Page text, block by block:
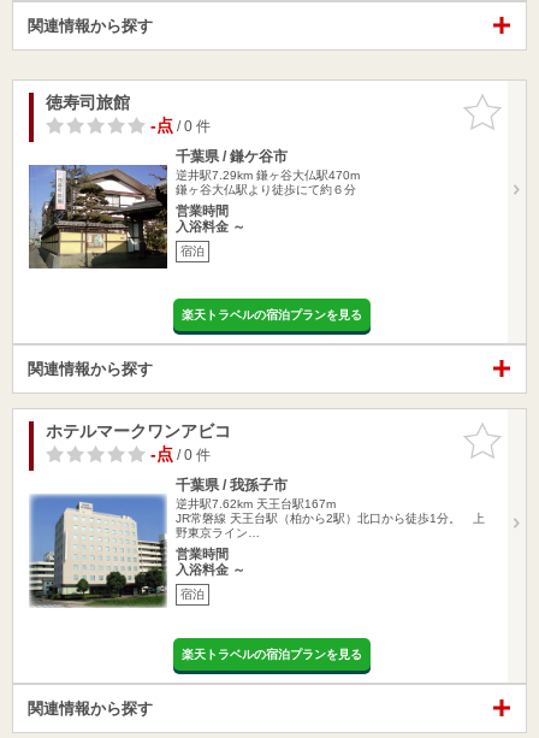
関連情報から探す
お気に入
りに追加
徳寿司旅館
-点/ 0 件
千葉県 / 鎌ケ谷市
逆井駅7.29km 鎌ヶ谷大仏駅470m
鎌ヶ谷大仏駅より徒歩にて約６分
営業時間
入浴料金 ～
宿泊
楽天トラベルの宿泊プランを見る
関連情報から探す
お気に入
りに追加
ホテルマークワンアビコ
-点/ 0 件
千葉県 / 我孫子市
逆井駅7.62km 天王台駅167m
JR常磐線 天王台駅（柏から2駅）北口から徒歩1分。 上
野東京ライン…
営業時間
入浴料金 ～
宿泊
楽天トラベルの宿泊プランを見る
関連情報から探す